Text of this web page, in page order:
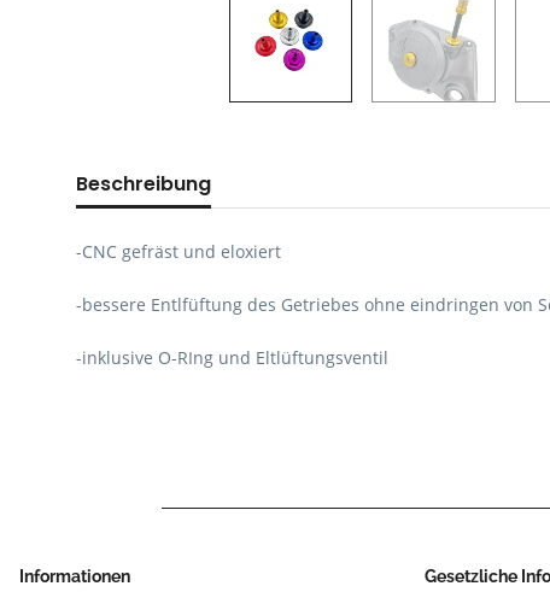
Beschreibung
-CNC gefräst und eloxiert
-bessere Entlfüftung des Getriebes ohne eindringen von
-inklusive O-RIng und Eltlüftungsventil
Informationen Gesetzliche